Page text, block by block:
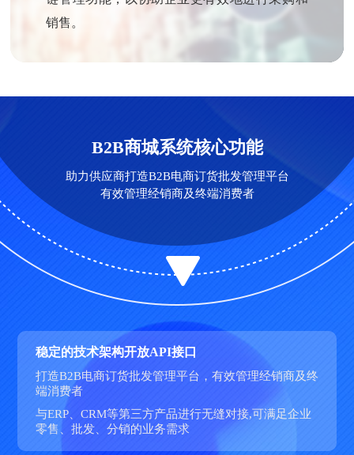
销售。
B2B商城系统核心功能
助力供应商打造B2B电商订货批发管理平台
有效管理经销商及终端消费者
稳定的技术架构开放API接口
打造B2B电商订货批发管理平台，有效管理经销商及终
端消费者
与ERP、CRM等第三方产品进行无缝对接,可满足企业
零售、批发、分销的业务需求